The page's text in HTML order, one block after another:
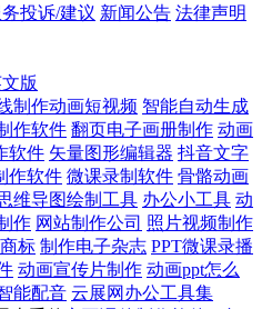
投诉/建议 新闻公告 法律声明
版
制作动画短视频 智能自动生成
作软件 翻页电子画册制作 动画
软件 矢量图形编辑器 抖音文字
作软件 微课录制软件 骨骼动画
维导图绘制工具 办公小工具 动
作 网站制作公司 照片视频制作
标 制作电子杂志 PPT微课录播
动画宣传片制作 动画ppt怎么
能配音 云展网办公工具集